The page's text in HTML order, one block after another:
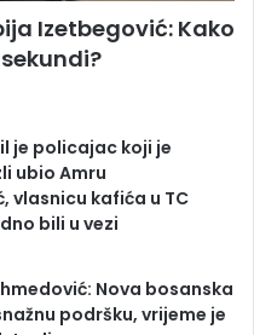
Izetbegović: Kako
je policajac koji je
ubio Amru
vlasnicu kafića u TC
bili u vezi
Nova bosanska
podršku, vrijeme je